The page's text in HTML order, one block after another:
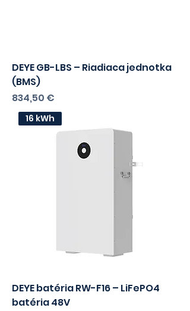
DEYE GB-LBS – Riadiaca jednotka
(BMS)
Cena
834,50 €s DPH
678,46bez DPH